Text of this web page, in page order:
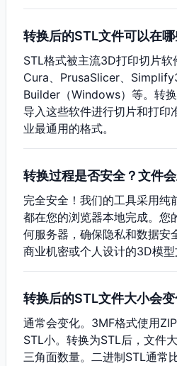
转换后的STL文件可以在
STL格式被主流3D打印切片
Cura、PrusaSlicer、
Builder（Windows）等。转
导入这些软件进行切片和打印
业最通用的格式。
转换过程是否安全？文件
完全安全！我们的工具采用纯
都在您的浏览器本地完成。您
何服务器，确保隐私和数据安
商业机密或个人设计的3D模型
转换后的STL文件大小会变
通常会变化。3MF格式使用
STL小。转换为STL后，文件
三角面数量。二进制STL通常